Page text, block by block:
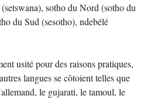
sotho du Nord (sotho du
du Sud (sesotho), ndebélé
usité pour des raisons pratiques,
langues se côtoient telles que
le gujarati, le tamoul, le